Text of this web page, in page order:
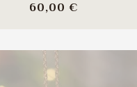
60,00 €